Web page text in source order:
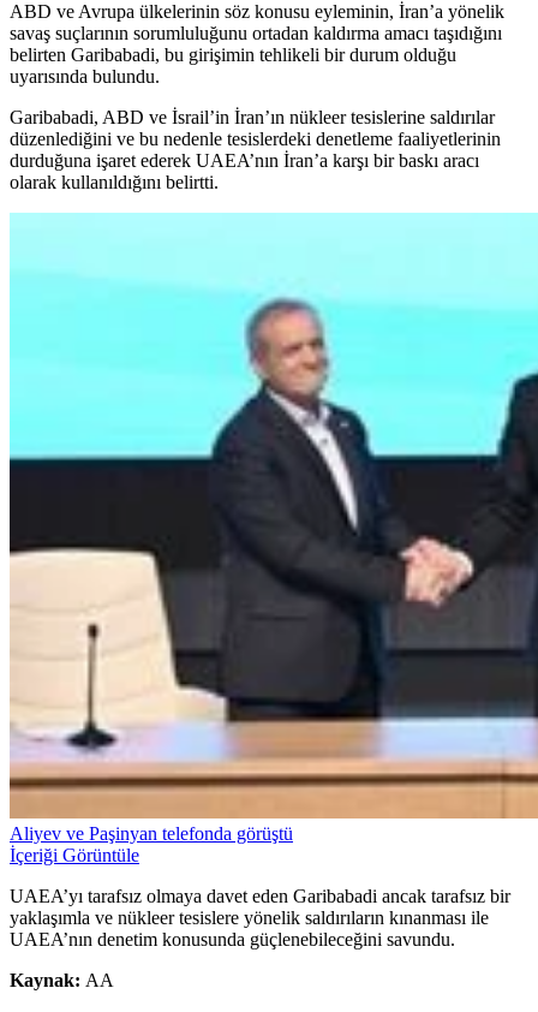
ABD ve Avrupa ülkelerinin söz konusu eyleminin, İran’a yönelik
savaş suçlarının sorumluluğunu ortadan kaldırma amacı taşıdığını
belirten Garibabadi, bu girişimin tehlikeli bir durum olduğu
uyarısında bulundu.
Garibabadi, ABD ve İsrail’in İran’ın nükleer tesislerine saldırılar
düzenlediğini ve bu nedenle tesislerdeki denetleme faaliyetlerinin
durduğuna işaret ederek UAEA’nın İran’a karşı bir baskı aracı
olarak kullanıldığını belirtti.
Aliyev ve Paşinyan telefonda görüştü
İçeriği Görüntüle
UAEA’yı tarafsız olmaya davet eden Garibabadi ancak tarafsız bir
yaklaşımla ve nükleer tesislere yönelik saldırıların kınanması ile
UAEA’nın denetim konusunda güçlenebileceğini savundu.
Kaynak: AA